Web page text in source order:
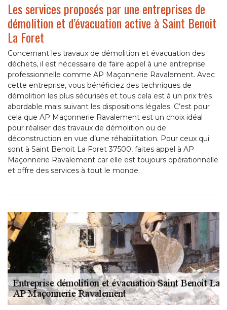
Les services proposés par une entreprises de
démolition et d’évacuation active à Saint Benoit
La Foret
Concernant les travaux de démolition et évacuation des
déchets, il est nécessaire de faire appel à une entreprise
professionnelle comme AP Maçonnerie Ravalement. Avec
cette entreprise, vous bénéficiez des techniques de
démolition les plus sécurisés et tous cela est à un prix très
abordable mais suivant les dispositions légales. C’est pour
cela que AP Maçonnerie Ravalement est un choix idéal
pour réaliser des travaux de démolition ou de
déconstruction en vue d’une réhabilitation. Pour ceux qui
sont à Saint Benoit La Foret 37500, faites appel à AP
Maçonnerie Ravalement car elle est toujours opérationnelle
et offre des services à tout le monde.